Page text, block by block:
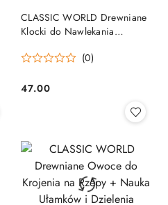
CLASSIC WORLD Drewniane
Klocki do Nawlekania
(0)
Cena:
47.00